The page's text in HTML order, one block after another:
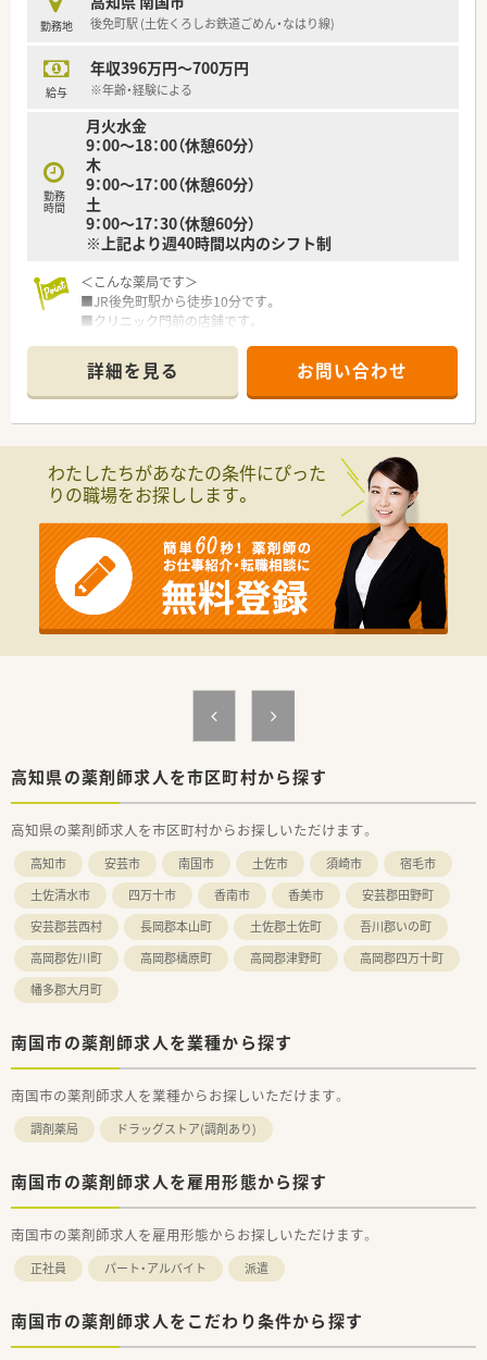
等 少しでも気になる方はお気軽にお問い合わせ下さい。
＜研修制度＞
す。
ベテランの社員さんもおられますので安心です。
す。
■1年に3回（3月、7月、11月）グループ内の薬剤師・看護師・ケアマ
ネージャー・看護師・事務職全ての職員を集めての勉強会を開か
れています。薬の知識だけでなく、安全管理の取り組みや外部の
専門家による接遇研修等も行われています。
■保険薬局での勤務未経験の方に対しても、電子薬歴の使用方法
や調剤報酬の算定方法等の教育カリキュラムをご準備されてい
■希望制となりますが、職員研修の一環として医療機関のご協力
のもと、4～6カ月の病院研修も行われています。
＜法人特徴＞
■高知県内を中心にグループ全体で32店舗展開中です。今後も
県内・県外にて店舗を増やしていく方針です。
■総合病院門前からクリニック門前までさまざまな科目の店舗
を運営されています。
■在宅件数はグループ全体で700件以上ございます。在宅専任薬
剤師も複数名いらっしゃいます。
■1年に1回以上学会に参加されており、学会発表チームを立ち
上げ、日々の業務で感じたことや、患者さまからの要望などを議
論して発表の題目を検討されています。
■調剤業務だけでなく、災害対策や野菜の販売等を通して地域貢
献を行われています。
■業務短縮の為、全店舗にて最新機器（電子薬歴・分包機（円盤）・
一部店舗に二次元バーコードやクリーンベンチ、ピッキング鑑査
機 等）を導入されています。
＜こんな方にもオススメ＞
■研修制度が充実している企業をご希望の方
■外来対応だけでなく、在宅業務など幅広く経験していきたい方
勤務地 後免町駅 (土佐くろしお鉄道ごめん・なはり線)
給与
年収396万円～700万円
※年齢・経験による
勤務
時間
月火水金
9：00～18：00（休憩60分）
木
9：00～17：00（休憩60分）
土
9：00～17：30（休憩60分）
※上記より週40時間以内のシフト制
＜こんな薬局です＞
■JR後免町駅から徒歩10分です。
■クリニック門前の店舗です。
＜業務内容＞
■内科, 泌尿器科, 皮膚科を中心に応需しています。
■処方箋は30～50枚/日程度です。
■全店でピッキングサポートシステムを標準導入
医療事務・登録販売者の在籍している店舗も多数あり、ピッキ
服薬指導や患者様の会話に集中できる環境が魅力です。
＜研修制度＞
■企業独自の「GOES」という社内等級制度を設けており、各試験
をクリアすることで昇給昇格する制度を導入しています。
またカフェテリア研修を設けており、「与えられる研修」では
なく、「自らが学びたい」と手を挙げて、研修を受けることができ
調剤業務の基礎的な研修から、接遇やクリエイティブな 研修
も多数ご用意しております。
■福岡県本社で全国に732店舗展開しています。
医療機関へのリース業から始まり、医療コンサルティングや医
「質の高い医療」を提供したいという想いから、患者様の情報
を10年以上前からDr.にフィードバックする文化が根付いており
ます。
■多彩なキャリアパス
公的機関の認定制度とは別に、社内の認定制度を設けており、
「がん」「腎臓」「小児」などの6つの分野へのスペシャリストを育
成しております。
薬剤師としての専門性を高める以外にも、薬局運営や薬局経
営、また人事、教育、経営コンサルなどご自身の志向に合わせた
■子育て支援企業
高い水準で子育てサポートに取り組んでいる企業として「プラ
チナくるみん」を認定を取得しています。
男性の育児休暇取得実績あり！
【看護休暇】小学校就学前の子を養育する方は、負傷・病気にな
【育児時間】生後満1歳に達しない新生児を育てる場合、1日2
回、1回30分の育児時間を取得できます。
です。
※勤務実績が10年超えている社員は、子が小学校３年終了す
る年の3月31日まで利用可能です。
■休暇制度や福利厚生面も充実
詳細を見る お問い合わせ
わたしたちがあなたの条件にぴった
りの職場をお探しします。
高知県の薬剤師求人を市区町村から探す
高知県の薬剤師求人を市区町村からお探しいただけます。
高知市 安芸市 南国市 土佐市 須崎市
宿毛市
土佐清水市
四万十市 香南市 香美市
安芸郡田野町
安芸郡芸西村
長岡郡本山町 土佐郡土佐町
吾川郡いの町
高岡郡佐川町
高岡郡檮原町 高岡郡津野町
高岡郡四万十町
幡多郡大月町
南国市の薬剤師求人を業種から探す
南国市の薬剤師求人を業種からお探しいただけます。
調剤薬局 ドラッグストア(調剤あり)
南国市の薬剤師求人を雇用形態から探す
南国市の薬剤師求人を雇用形態からお探しいただけます。
正社員 パート・アルバイト 派遣
南国市の薬剤師求人をこだわり条件から探す